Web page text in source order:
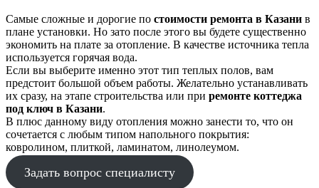
Самые сложные и дорогие по стоимости ремонта в Казани в
плане установки. Но зато после этого вы будете существенно
экономить на плате за отопление. В качестве источника тепла
используется горячая вода.
Если вы выберите именно этот тип теплых полов, вам
предстоит большой объем работы. Желательно устанавливать
их сразу, на этапе строительства или при ремонте коттеджа
под ключ в Казани.
В плюс данному виду отопления можно занести то, что он
сочетается с любым типом напольного покрытия:
ковролином, плиткой, ламинатом, линолеумом.
Задать вопрос специалисту